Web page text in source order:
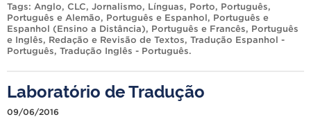
Tags: Anglo, CLC, Jornalismo, Línguas, Porto, Português,
Português e Alemão, Português e Espanhol, Português e
Espanhol (Ensino a Distância), Português e Francês, Português
e Inglês, Redação e Revisão de Textos, Tradução Espanhol -
Português, Tradução Inglês - Português.
Laboratório de Tradução
09/06/2016